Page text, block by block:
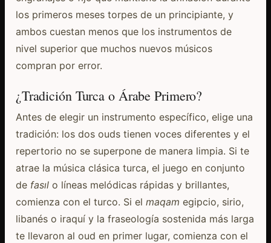
los primeros meses torpes de un principiante, y
ambos cuestan menos que los instrumentos de
nivel superior que muchos nuevos músicos
compran por error.
¿Tradición Turca o Árabe Primero?
Antes de elegir un instrumento específico, elige una
tradición: los dos ouds tienen voces diferentes y el
repertorio no se superpone de manera limpia. Si te
atrae la música clásica turca, el juego en conjunto
de fasılo líneas melódicas rápidas y brillantes,
comienza con el turco. Si el maqam egipcio, sirio,
libanés o iraquí y la fraseología sostenida más larga
te llevaron al oud en primer lugar, comienza con el